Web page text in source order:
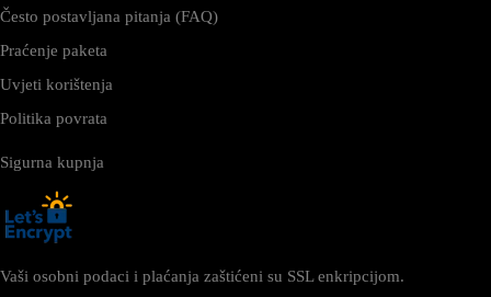
Često postavljana pitanja (FAQ)
Praćenje paketa
Uvjeti korištenja
Politika povrata
Sigurna kupnja
Vaši osobni podaci i plaćanja zaštićeni su SSL enkripcijom.